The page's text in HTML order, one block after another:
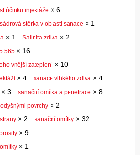
účinku injektáže × 6
stěrka v oblasti sanace × 1
× 1 Salinita zdiva × 2
565 × 16
vnější zateplení × 10
× 4 sanace vlhkého zdiva × 4
× 3 sanační omítka a penetrace × 8
povrchy × 2
× 2 sanační omítky × 32
× 9
× 1